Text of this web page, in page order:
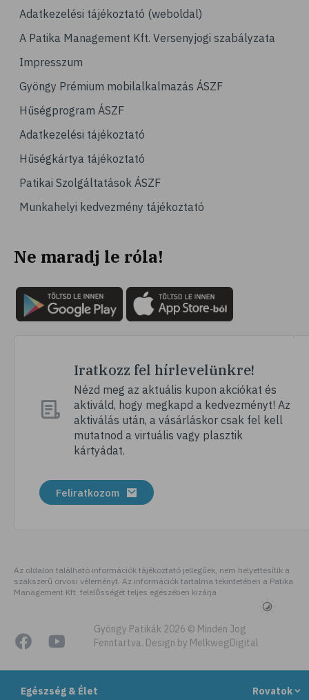
Egészség & Élet Rovatok
# ínhüvelygyulladás
# tél
# vérnyomásmérés
# kardiológia
# kardiovaszkuláris betegségek
# szív- és érrendszer
# vérnyomás
# mozgás
# pszichológia
# hátfájás
# vérnyomáscsökkentés
# megfázás
# influenza
# fertőző betegségek
# köhögés
# immunerősítés
# kézmosás
# szépségápolás
# bőrápolás
# izlandi zuzmó
Adatkezelési tájékoztató (weboldal)
A Patika Management Kft. Versenyjogi szabályzata
Impresszum
Gyöngy Prémium mobilalkalmazás ÁSZF
Hűségprogram ÁSZF
Adatkezelési tájékoztató
Hűségkártya tájékoztató
Patikai Szolgáltatások ÁSZF
Munkahelyi kedvezmény tájékoztató
Ne maradj le róla!
Iratkozz fel hírlevelünkre!
Nézd meg az aktuális kupon akciókat és
aktiváld, hogy megkapd a kedvezményt! Az
aktiválás után, a vásárláskor csak fel kell
mutatnod a virtuális vagy plasztik
kártyádat.
Feliratkozom
Az oldalon található információk tájékoztató jellegűek, nem helyettesítik a
szakszerű orvosi véleményt. Az információk tartalma tekintetében a Patika
Management Kft. felelősségét teljes egészében kizárja
Gyöngy Patikák 2026 © Minden Jog
Fenntartva. Design by MelkwegDigital